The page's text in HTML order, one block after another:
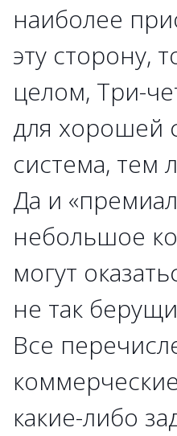
наиболее
эту сторону,
целом, Три-
для хорошей
система, тем
Да и
небольшое
могут
не так
Все
какие-либо